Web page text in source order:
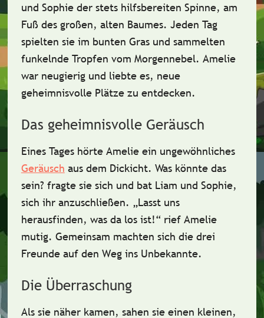
und Sophieder stets hilfsbereiten Spinne, am
Fuß des großen, alten Baumes. Jeden Tag
spielten sie im bunten Gras und sammelten
funkelnde Tropfen vom Morgennebel. Amelie
war neugierig und liebte es, neue
geheimnisvolle Plätze zu entdecken.
Das geheimnisvolle Geräusch
Eines Tages hörte Amelie ein ungewöhnliches
Geräusch aus dem Dickicht. Was könnte das
sein? fragte sie sich und bat Liam und Sophie,
sich ihr anzuschließen. „Lasst uns
herausfinden, was da los ist!“ rief Amelie
mutig. Gemeinsam machten sich die drei
Freunde auf den Weg ins Unbekannte.
Die Überraschung
Als sie näher kamen, sahen sie einen kleinen,